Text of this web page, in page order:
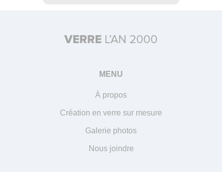
MENU
À propos
Création en verre sur mesure
Galerie photos
Nous joindre